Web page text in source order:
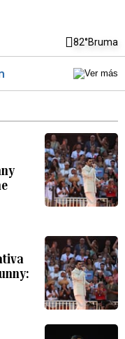
82°Bruma